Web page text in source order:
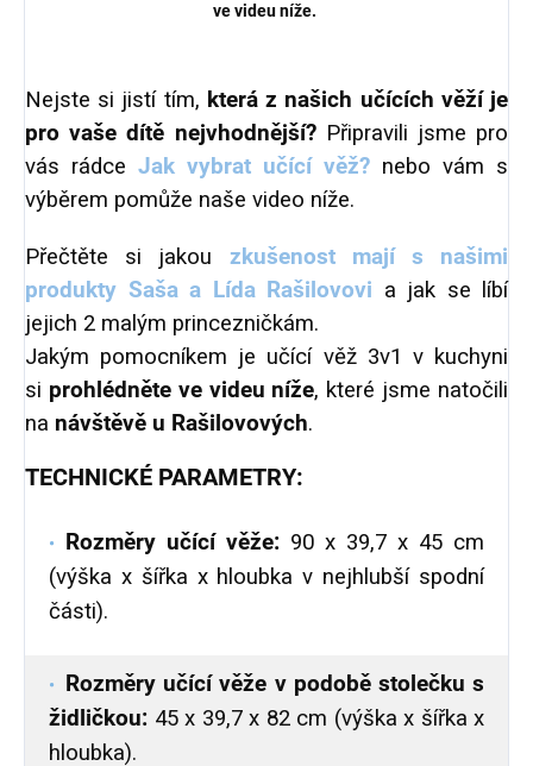
ve videu níže.
Nejste si jistí tím, která z našich učících věží je
pro vaše dítě nejvhodnější?Připravili jsme pro
vás rádce Jak vybrat učící věž? nebo vám s
výběrem pomůže naše video níže.
Přečtěte si jakou zkušenost mají s našimi
produkty Saša a Lída Rašilovovi a jak se líbí
jejich 2 malým princezničkám.
Jakým pomocníkem je učící věž 3v1 v kuchyni
si prohlédněte ve videu níže, které jsme natočili
na návštěvě u Rašilovových.
TECHNICKÉ PARAMETRY:
Rozměry učící věže: 90 x 39,7 x 45 cm
(výška x šířka x hloubka v nejhlubší spodní
části).
Rozměry učící věže v podobě stolečku s
židličkou: 45 x 39,7 x 82 cm (výška x šířka x
hloubka).